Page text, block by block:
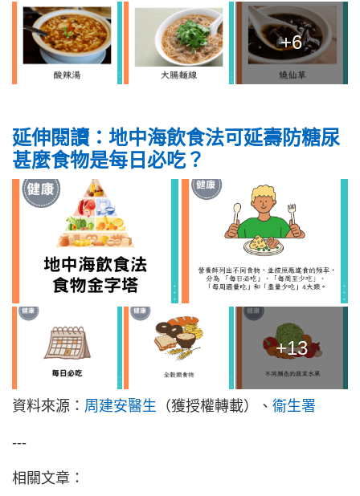
+6
延伸閱讀：地中海飲食法可延壽防糖尿
甚麼食物是每日必吃？
+13
資料來源： 周建安醫生 （獲授權轉載）、 衞生署
---
相關文章：